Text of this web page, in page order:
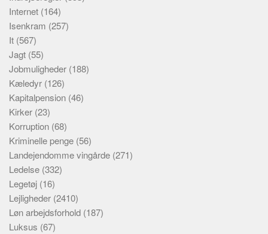
Internet (164)
Isenkram (257)
It (567)
Jagt (55)
Jobmuligheder (188)
Kæledyr (126)
Kapitalpension (46)
Kirker (23)
Korruption (68)
Kriminelle penge (56)
Landejendomme vingårde (271)
Ledelse (332)
Legetøj (16)
Lejligheder (2410)
Løn arbejdsforhold (187)
Luksus (67)